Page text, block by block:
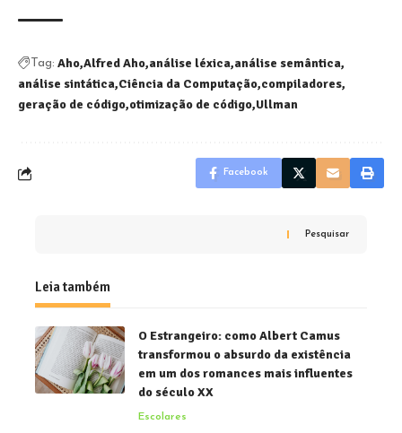
Tag: Aho Alfred Aho análise léxica análise semântica
análise sintática Ciência da Computação compiladores
geração de código otimização de código Ullman
Facebook
Pesquisar
Leia também
O Estrangeiro: como Albert Camus
transformou o absurdo da existência
em um dos romances mais influentes
do século XX
Escolares